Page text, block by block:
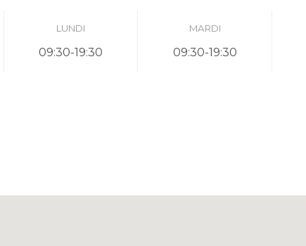
LUNDI
09:30-19:30
MARDI
09:30-19:30